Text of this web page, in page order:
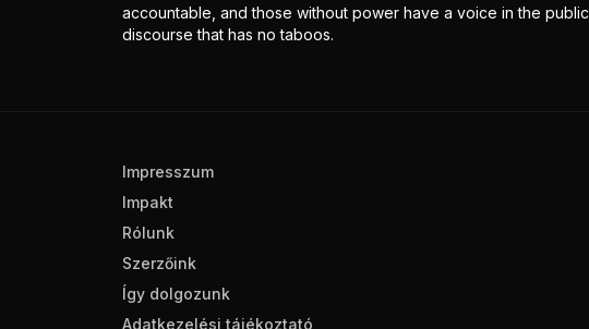
accountable, and those without power have a voice in the public
discourse that has no taboos.
Impresszum
Impakt
Rólunk
Szerzőink
Így dolgozunk
Adatkezelési tájékoztató